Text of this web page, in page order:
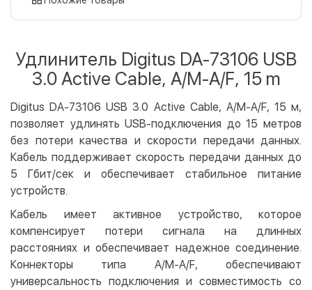
LiqPay
Apple Pay
Google Pay
Безналичный расчет
Оплата на карту юр.лица
Оплата на счет юр.лица
Бесплатно
Кредит
Мгновенная рассрочка (Приватбанк)
Оплата частями (Приватбанк)
Удлинитель Digitus DA-73106 USB
3.0 Active Cable, A/M-A/F, 15 m
Digitus DA-73106 USB 3.0 Active Cable, A/M-A/F, 15 м,
позволяет удлинять USB-подключения до 15 метров
без потери качества и скорости передачи данных.
Кабель поддерживает скорость передачи данных до
5 Гбит/сек и обеспечивает стабильное питание
устройств.
Кабель имеет активное устройство, которое
компенсирует потери сигнала на длинных
расстояниях и обеспечивает надежное соединение.
Коннекторы типа A/M-A/F, обеспечивают
универсальность подключения и совместимость со